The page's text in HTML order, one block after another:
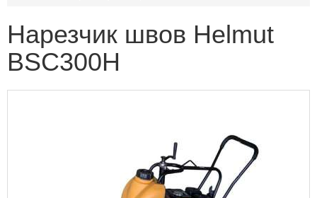
Нарезчик швов Helmut
BSC300H